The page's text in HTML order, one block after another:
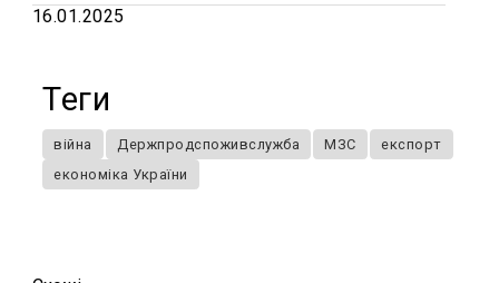
16.01.2025
Теги
війна Держпродспоживслужба МЗС
експорт
економіка України